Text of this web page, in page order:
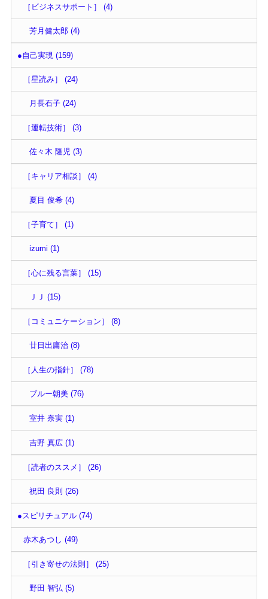
［ビジネスサポート］ (4)
芳月健太郎 (4)
●自己実現 (159)
［星読み］ (24)
月長石子 (24)
［運転技術］ (3)
佐々木 隆児 (3)
［キャリア相談］ (4)
夏目 俊希 (4)
［子育て］ (1)
izumi (1)
［心に残る言葉］ (15)
ＪＪ (15)
［コミュニケーション］ (8)
廿日出庸治 (8)
［人生の指針］ (78)
ブルー朝美 (76)
室井 奈実 (1)
吉野 真広 (1)
［読者のススメ］ (26)
祝田 良則 (26)
●スピリチュアル (74)
赤木あつし (49)
［引き寄せの法則］ (25)
野田 智弘 (5)